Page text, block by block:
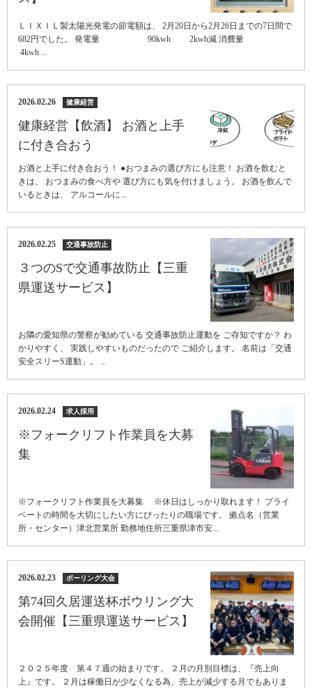
ＬＩＸＩＬ製太陽光発電の節電額は、 2月20日から2月26日までの7日間で
682円でした。 発電量 90kwh 2kwh減 消費量
4kwh ...
2026.02.26 健康経営
健康経営【飲酒】 お酒と上手
に付き合おう
お酒と上手に付き合おう！ ●おつまみの選び方にも注意！ お酒を飲むと
きは、 おつまみの食べ方や 選び方にも気を付けましょう。 お酒を飲んで
いるときは、 アルコールに...
2026.02.25 交通事故防止
３つのSで交通事故防止【三重
県運送サービス】
お隣の愛知県の警察が勧めている 交通事故防止運動を ご存知ですか？ わ
かりやすく、 実践しやすいものだったので ご紹介します。 名前は「交通
安全スリーS運動」。 ...
2026.02.24 求人採用
※フォークリフト作業員を大募
集
※フォークリフト作業員を大募集 ※休日はしっかり取れます！ プライ
ベートの時間を大切にしたい方にぴったりの職場です。 拠点名（営業
所・センター）津北営業所 勤務地住所三重県津市安...
2026.02.23 ボーリング大会
第74回久居運送杯ボウリング大
会開催【三重県運送サービス】
２０２５年度 第４７週の始まりです。 ２月の月別目標は、『売上向
上』です。 ２月は稼働日が少なくなる為、売上が減少する月でもありま